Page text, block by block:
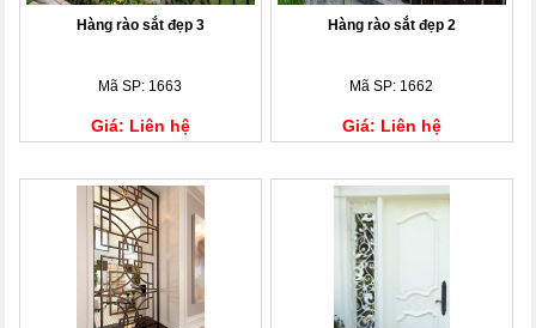
Hàng rào sắt đẹp 3
Mã SP: 1663
Giá: Liên hệ
Hàng rào sắt đẹp 2
Mã SP: 1662
Giá: Liên hệ